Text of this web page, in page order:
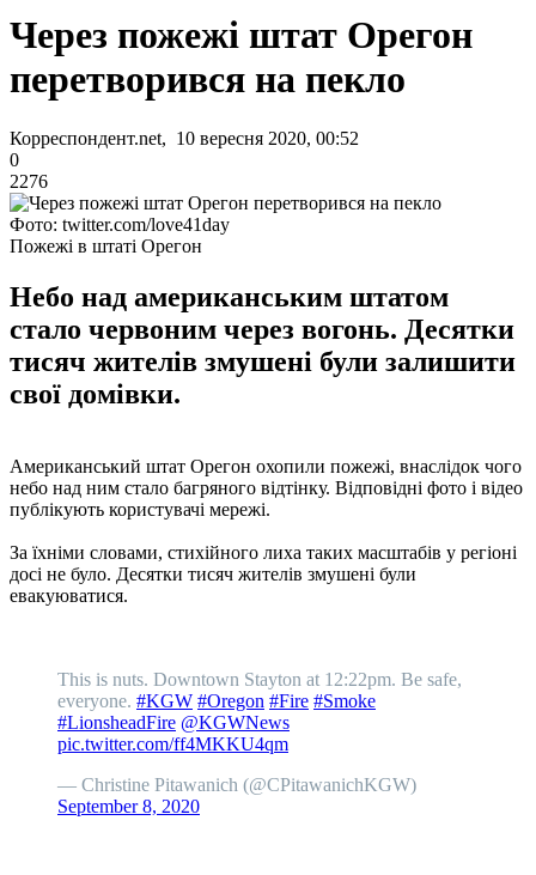
Через пожежі штат Орегон
перетворився на пекло
Корреспондент.net, 10 вересня 2020, 00:52
0
2276
Фото: twitter.com/love41day
Пожежі в штаті Орегон
Небо над американським штатом
стало червоним через вогонь. Десятки
тисяч жителів змушені були залишити
свої домівки.
Американський штат Орегон охопили пожежі, внаслідок чого
небо над ним стало багряного відтінку. Відповідні фото і відео
публікують користувачі мережі.
За їхніми словами, стихійного лиха таких масштабів у регіоні
досі не було. Десятки тисяч жителів змушені були
евакуюватися.
This is nuts. Downtown Stayton at 12:22pm. Be safe,
everyone. #KGW #Oregon #Fire #Smoke
#LionsheadFire @KGWNews
pic.twitter.com/ff4MKKU4qm
— Christine Pitawanich (@CPitawanichKGW)
September 8, 2020